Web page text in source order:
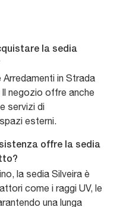
la sedia
in Strada
negozio offre anche
servizi di
esterni.
offre la sedia
la sedia Silveira è
come i raggi UV, le
una lunga